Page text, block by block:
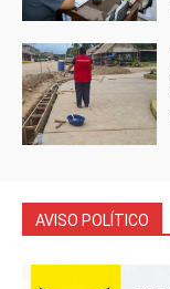
AVISO POLÍTICO